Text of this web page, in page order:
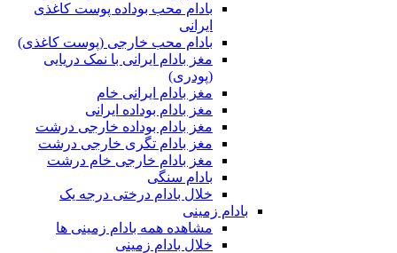
بادام محب بوداده پوست کاغذی
ایرانی
بادام محب خارجی (پوست کاغذی)
مغز بادام ایرانی با نمک دریایی
(پودری)
مغز بادام ایرانی خام
مغز بادام بوداده ایرانی
مغز بادام بوداده خارجی درشت
مغز بادام تگری خارجی درشت
مغز بادام خارجی خام درشت
بادام سنگی
خلال بادام درختی درجه یک
بادام زمینی
مشاهده همه بادام زمینی ها
خلال بادام زمینی